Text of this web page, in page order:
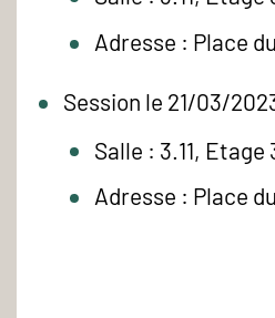
Adresse : Place
Session le 21/03/
Salle : 3.11, Etage
Adresse : Place